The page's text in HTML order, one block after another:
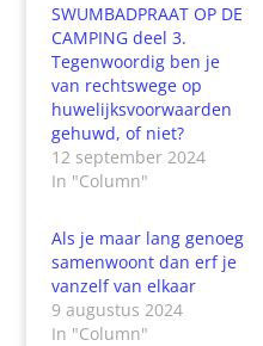
SWUMBADPRAAT OP DE
CAMPING deel 3.
Tegenwoordig ben je
van rechtswege op
huwelijksvoorwaarden
gehuwd, of niet?
12 september 2024
In "Column"
Als je maar lang genoeg
samenwoont dan erf je
vanzelf van elkaar
9 augustus 2024
In "Column"